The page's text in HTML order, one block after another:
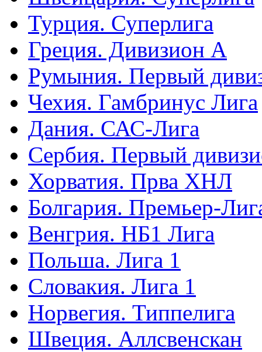
Турция. Суперлига
Греция. Дивизион А
Румыния. Первый
Чехия. Гамбринус Лига
Дания. САС-Лига
Сербия. Первый
Хорватия. Прва ХНЛ
Болгария. Премьер-
Венгрия. НБ1 Лига
Польша. Лига 1
Словакия. Лига 1
Норвегия. Типпелига
Швеция. Аллсвенскан